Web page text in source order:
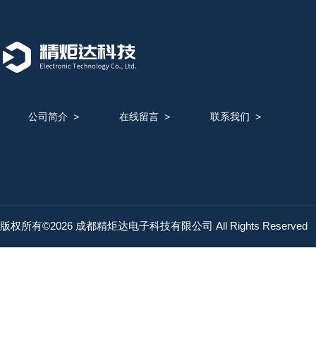
公司简介 > 在线留言> 联系我们 >
版权所有©2026 成都精炬达电子科技有限公司 All Rights Reserved